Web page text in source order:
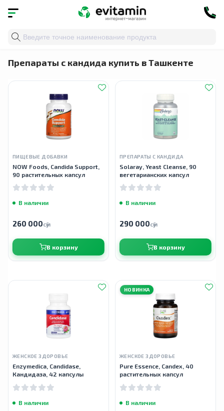
Главная Пробиотики и ферменты
Препараты с кандида купить в Ташкенте
ПИЩЕВЫЕ ДОБАВКИ
NOW Foods, Candida Support,
90 растительных капсул
В наличии
260 000сӯм
В корзину
ПРЕПАРАТЫ С КАНДИДА
Solaray, Yeast Cleanse, 90
вегетарианских капсул
В наличии
290 000сӯм
В корзину
ЖЕНСКОЕ ЗДОРОВЬЕ
Enzymedica, Candidase,
Кандидаза, 42 капсулы
В наличии
НОВИНКА
ЖЕНСКОЕ ЗДОРОВЬЕ
Pure Essence, Candex, 40
растительных капсул
В наличии